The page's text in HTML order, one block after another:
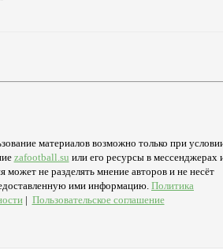
материалов возможно только при
zafootball.su или его ресурсы в мессенджерах
может не разделять мнение авторов и не несёт
ими информацию. Политика
| Пользовательское соглашение